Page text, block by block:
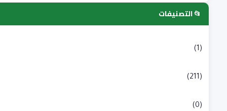
📂 التصنيفات
(1)
(211)
(0)